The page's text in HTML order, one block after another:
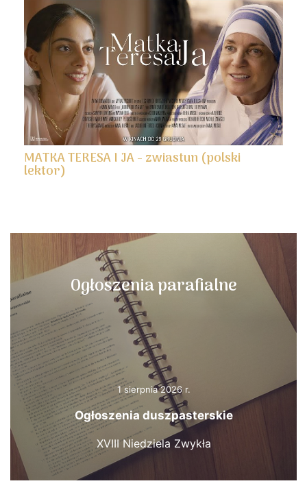
MATKA TERESA I JA - zwiastun (polski
lektor)
Ogłoszenia parafialne
1 sierpnia 2026 r.
Ogłoszenia duszpasterskie
XVIII Niedziela Zwykła